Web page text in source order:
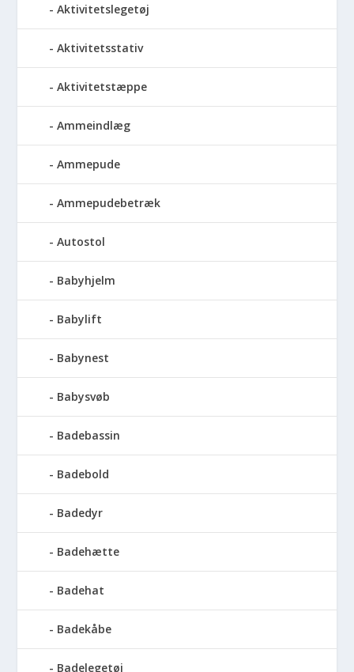
Aktivitetslegetøj
Aktivitetsstativ
Aktivitetstæppe
Ammeindlæg
Ammepude
Ammepudebetræk
Autostol
Babyhjelm
Babylift
Babynest
Babysvøb
Badebassin
Badebold
Badedyr
Badehætte
Badehat
Badekåbe
Badelegetøj